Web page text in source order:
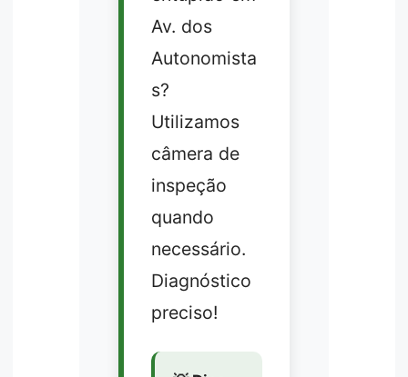
Av. dos
Autonomista
s?
Utilizamos
câmera de
inspeção
quando
necessário.
Diagnóstico
preciso!